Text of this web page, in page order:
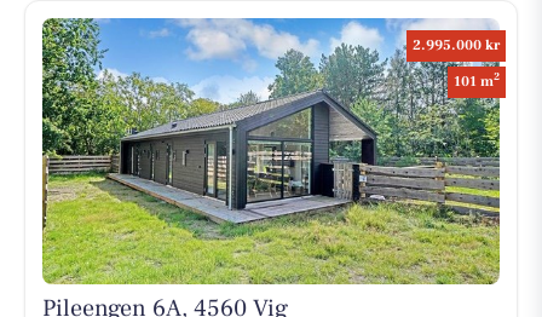
2.995.000 kr
101 m2
Pileengen 6A, 4560 Vig